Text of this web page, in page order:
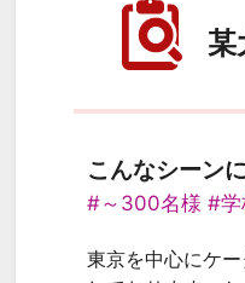
こんなシーンに
#～300名様 #学
東京を中心にケ